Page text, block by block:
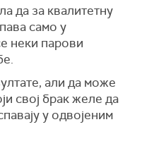
да за квалитетну
само у
неки парови
али да може
свој брак желе да
у одвојеним